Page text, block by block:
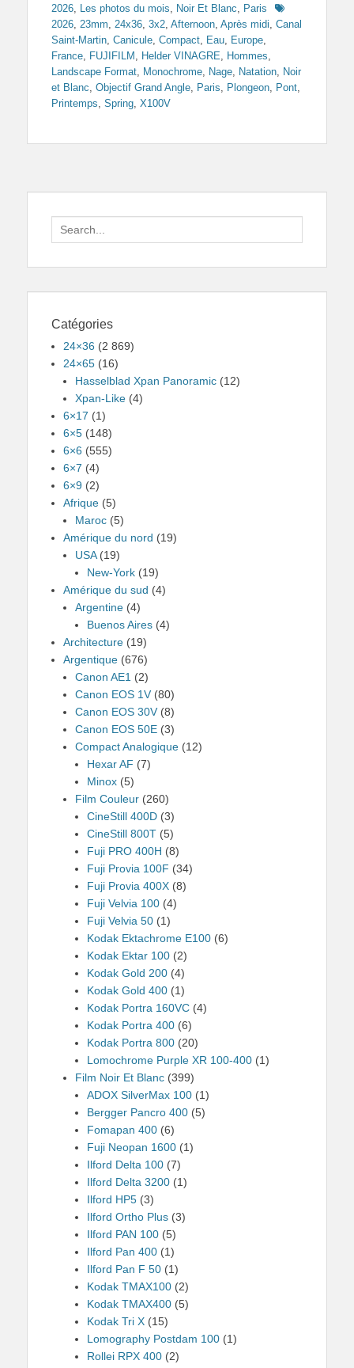
2026, Les photos du mois, Noir Et Blanc, Paris
Tags
2026, 23mm, 24x36, 3x2, Afternoon, Après midi, Canal
Saint-Martin, Canicule, Compact, Eau, Europe,
France, FUJIFILM , Helder VINAGRE, Hommes,
Landscape Format, Monochrome, Nage, Natation, Noir
et Blanc, Objectif Grand Angle, Paris, Plongeon, Pont,
Printemps, Spring, X100V
Search
for:
Catégories
24×36 (2 869)
24×65 (16)
Hasselblad Xpan Panoramic (12)
Xpan-Like (4)
6×17 (1)
6×5 (148)
6×6 (555)
6×7 (4)
6×9 (2)
Afrique (5)
Maroc (5)
Amérique du nord (19)
USA(19)
New-York (19)
Amérique du sud (4)
Argentine (4)
Buenos Aires (4)
Architecture (19)
Argentique (676)
Canon AE1 (2)
Canon EOS 1V (80)
Canon EOS 30V (8)
Canon EOS 50E (3)
Compact Analogique (12)
Hexar AF (7)
Minox (5)
Film Couleur (260)
CineStill 400D (3)
CineStill 800T (5)
Fuji PRO 400H (8)
Fuji Provia 100F (34)
Fuji Provia 400X (8)
Fuji Velvia 100 (4)
Fuji Velvia 50 (1)
Kodak Ektachrome E100 (6)
Kodak Ektar 100 (2)
Kodak Gold 200 (4)
Kodak Gold 400 (1)
Kodak Portra 160VC (4)
Kodak Portra 400 (6)
Kodak Portra 800 (20)
Lomochrome Purple XR 100-400 (1)
Film Noir Et Blanc (399)
ADOX SilverMax 100 (1)
Bergger Pancro 400 (5)
Fomapan 400 (6)
Fuji Neopan 1600 (1)
Ilford Delta 100 (7)
Ilford Delta 3200 (1)
Ilford HP5 (3)
Ilford Ortho Plus (3)
Ilford PAN 100 (5)
Ilford Pan 400 (1)
Ilford Pan F 50 (1)
Kodak TMAX100 (2)
Kodak TMAX400 (5)
Kodak Tri X (15)
Lomography Postdam 100 (1)
Rollei RPX 400 (2)